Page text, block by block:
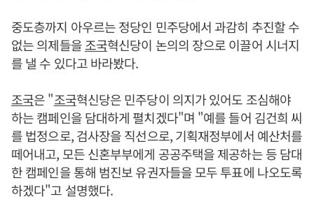
중도층까지 아우르는 정당인 민주당에서 과감히 추진할 수
없는 의제들을조국혁신당이 논의의 장으로 이끌어 시너지
를 낼 수 있다고 바라봤다.
조국은 "조국혁신당은 민주당이 의지가 있어도 조심해야
하는 캠페인을 담대하게 펼치겠다"며 "예를 들어 김건희 씨
를 법정으로, 검사장을 직선으로, 기획재정부에서 예산처를
떼어내고, 모든 신혼부부에게 공공주택을 제공하는 등 담대
한 캠페인을 통해 범진보 유권자들을 모두 투표에 나오도록
하겠다"고 설명했다.